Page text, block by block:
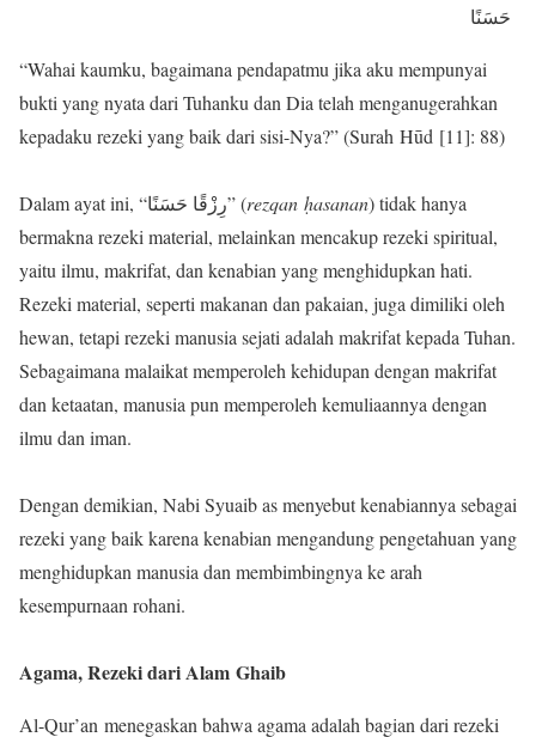
“Wahai kaumku, bagaimana pendapatmu jika aku mempunyai
bukti yang nyata dari Tuhanku dan Dia telah menganugerahkan
kepadaku rezeki yang baik dari sisi-Nya?” (Surah Hūd [11]: 88)
Dalam ayat ini, “رِزْقًا حَسَنًا” (rezqan ḥasanan) tidak hanya
bermakna rezeki material, melainkan mencakup rezeki spiritual,
yaitu ilmu, makrifat, dan kenabian yang menghidupkan hati.
Rezeki material, seperti makanan dan pakaian, juga dimiliki oleh
hewan, tetapi rezeki manusia sejati adalah makrifat kepada Tuhan.
Sebagaimana malaikat memperoleh kehidupan dengan makrifat
dan ketaatan, manusia pun memperoleh kemuliaannya dengan
ilmu dan iman.
Dengan demikian, Nabi Syuaib as menyebut kenabiannya sebagai
rezeki yang baik karena kenabian mengandung pengetahuan yang
menghidupkan manusia dan membimbingnya ke arah
kesempurnaan rohani.
Agama, Rezeki dari Alam Ghaib
Al-Qur’an menegaskan bahwa agama adalah bagian dari rezeki